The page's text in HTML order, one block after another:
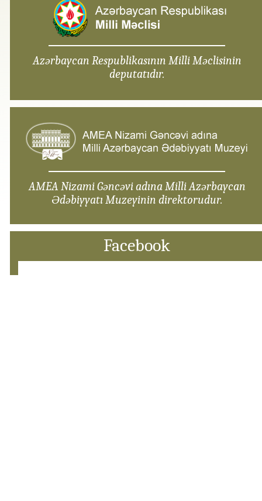
Azərbaycan Respublikasının Milli Məclisinin
deputatıdır.
AMEA Nizami Gəncəvi adına Milli Azərbaycan
Ədəbiyyatı Muzeyinin direktorudur.
Facebook